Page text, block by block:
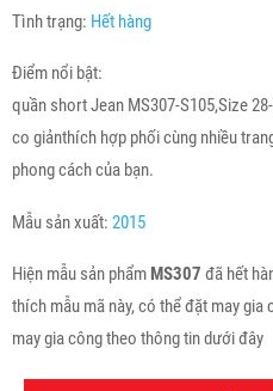
Tình trạng: Hết hàng
Điểm nổi bật:
quần short Jean MS307-S105,Size
co giảnthích hợp phối cùng nhiều
phong cách của bạn.
Mẫu sản xuất: 2015
Hiện mẫu sản phẩm MS307 đã hết
thích mẫu mã này, có thể đặt may
may gia công theo thông tin dưới đây